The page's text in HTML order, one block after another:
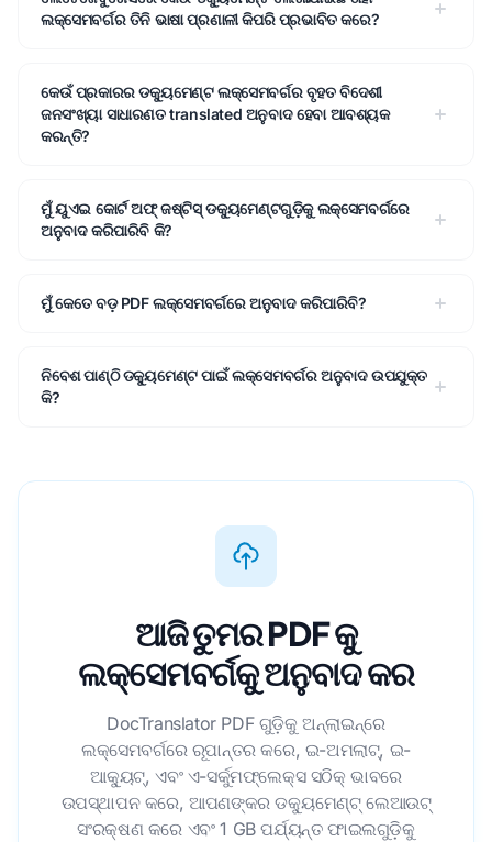
ଲକ୍ସେମବର୍ଗର ତିନି ଭାଷା ପ୍ରଣାଳୀ କିପରି ପ୍ରଭାବିତ କରେ?
କେଉଁ ପ୍ରକାରର ଡକ୍ୟୁମେଣ୍ଟ ଲକ୍ସେମବର୍ଗର ବୃହତ ବିଦେଶୀ
ଜନସଂଖ୍ୟା ସାଧାରଣତ translated ଅନୁବାଦ ହେବା ଆବଶ୍ୟକ
କରନ୍ତି?
ମୁଁ ୟୁଏଇ କୋର୍ଟ ଅଫ୍ ଜଷ୍ଟିସ୍ ଡକ୍ୟୁମେଣ୍ଟଗୁଡ଼ିକୁ ଲକ୍ସେମବର୍ଗରେ
ଅନୁବାଦ କରିପାରିବି କି?
ମୁଁ କେତେ ବଡ଼ PDF ଲକ୍ସେମବର୍ଗରେ ଅନୁବାଦ କରିପାରିବି?
ନିବେଶ ପାଣ୍ଠି ଡକ୍ୟୁମେଣ୍ଟ ପାଇଁ ଲକ୍ସେମବର୍ଗର ଅନୁବାଦ ଉପଯୁକ୍ତ
କି?
ଆଜି ତୁମର PDF କୁ
ଲକ୍ସେମବର୍ଗକୁ ଅନୁବାଦ କର
DocTranslator PDF ଗୁଡ଼ିକୁ ଅନ୍ଲାଇନ୍ରେ
ଲକ୍ସେମବର୍ଗରେ ରୂପାନ୍ତର କରେ, ଇ-ଅମଲାଟ୍, ଇ-
ଆକ୍ୟୁଟ୍, ଏବଂ ଏ-ସର୍କୁମଫ୍ଲେକ୍ସ ସଠିକ୍ ଭାବରେ
ଉପସ୍ଥାପନ କରେ, ଆପଣଙ୍କର ଡକ୍ୟୁମେଣ୍ଟ୍ ଲେଆଉଟ୍
ସଂରକ୍ଷଣ କରେ ଏବଂ 1 GB ପର୍ଯ୍ୟନ୍ତ ଫାଇଲଗୁଡ଼ିକୁ